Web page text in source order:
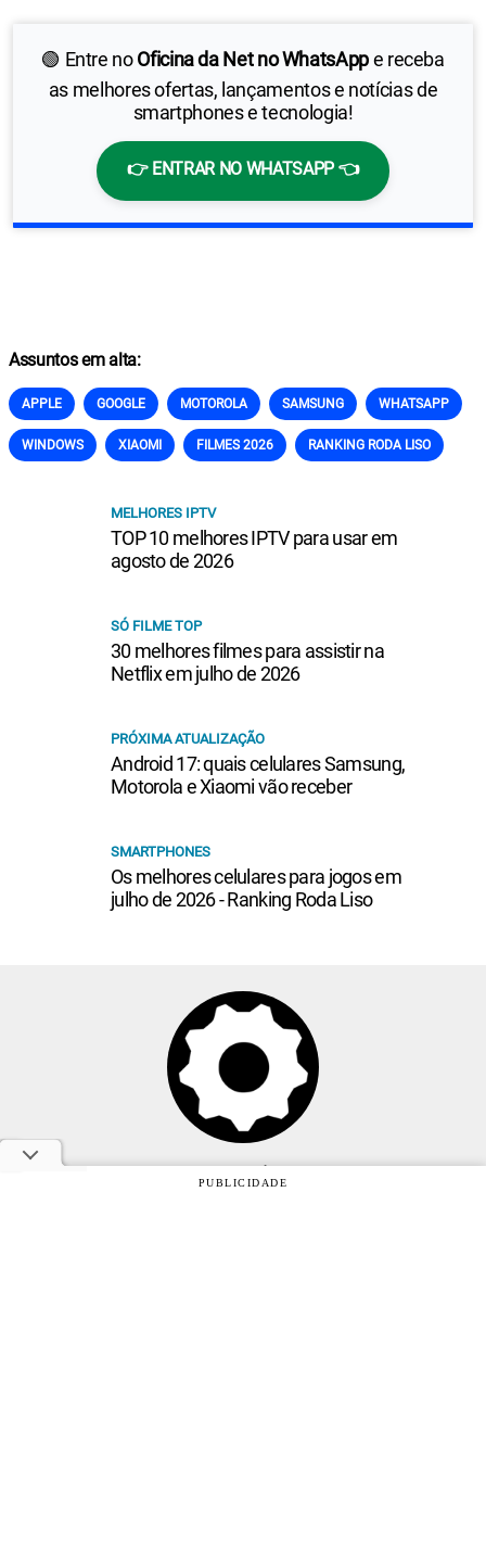
🟢 Entre noOficina da Net no WhatsAppe receba
as melhores ofertas, lançamentos e notícias de
smartphones e tecnologia!
👉 ENTRAR NO WHATSAPP 👈
Assuntos em alta:
APPLE GOOGLE MOTOROLA SAMSUNG WHATSAPP
WINDOWS XIAOMI FILMES 2026 RANKING RODA LISO
MELHORES IPTV
TOP 10 melhores IPTV para usar em
agosto de 2026
SÓ FILME TOP
30 melhores filmes para assistir na
Netflix em julho de 2026
PRÓXIMA ATUALIZAÇÃO
Android 17: quais celulares Samsung,
Motorola e Xiaomi vão receber
SMARTPHONES
Os melhores celulares para jogos em
julho de 2026 - Ranking Roda Liso
Anuncie
PUBLICIDADE